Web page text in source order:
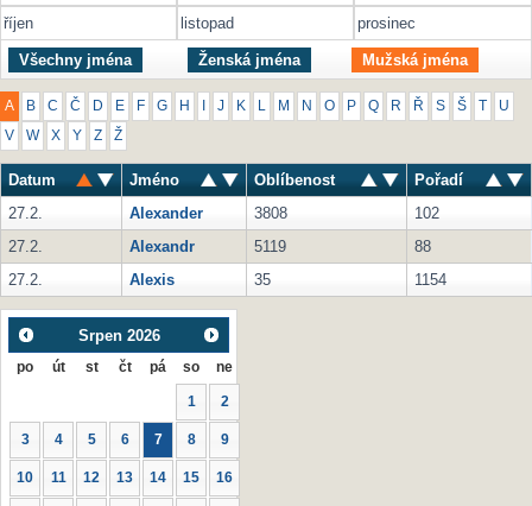
říjen
listopad prosinec
Všechny jména Ženská jména Mužská jména
A B C Č D E F G H J K M N O P Q R Ř S Š U
V W X Y Z Ž
Datum Jméno Oblíbenost
Pořadí
27.2.
Alexander 3808
102
27.2.
Alexandr 5119
88
27.2.
Alexis 35 1154
Srpen 2026
po út st čt pá so ne
1 2
3 4 5 6 7 8 9
10 11 12 13 14 15 16